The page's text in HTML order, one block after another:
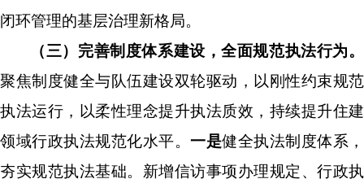
闭环管理的基层治理新格局。
（三）完善制度体系建设，全面规范执法行为。
聚焦制度健全与队伍建设双轮驱动，以刚性约束规范
执法运行，以柔性理念提升执法质效，持续提升住建
领域行政执法规范化水平。 一是健全执法制度体系，
夯实规范执法基础。 新增信访事项办理规定 、 行政执